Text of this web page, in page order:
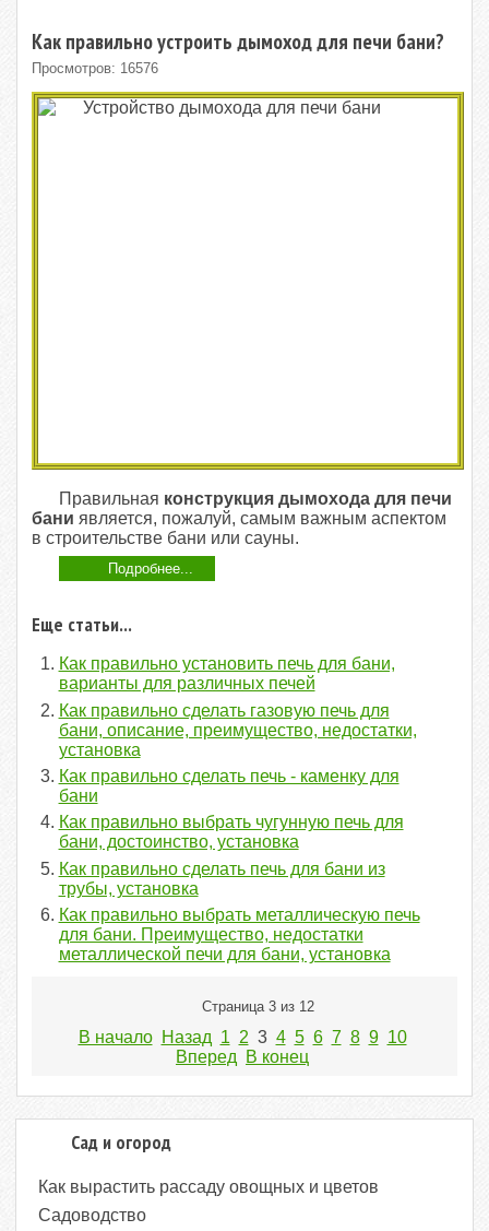
Как правильно устроить дымоход для печи бани?
Просмотров: 16576
Правильная конструкция дымохода для печи
бани является, пожалуй, самым важным аспектом
в строительстве бани или сауны.
Подробнее...
Еще статьи...
Как правильно установить печь для бани,
варианты для различных печей
Как правильно сделать газовую печь для
бани, описание, преимущество, недостатки,
установка
Как правильно сделать печь - каменку для
бани
Как правильно выбрать чугунную печь для
бани, достоинство, установка
Как правильно сделать печь для бани из
трубы, установка
Как правильно выбрать металлическую печь
для бани. Преимущество, недостатки
металлической печи для бани, установка
Страница 3 из 12
В начало Назад 1 2 3 4 5 6 7 8 9 10
Вперед
В конец
Сад и огород
Как вырастить рассаду овощных и цветов
Садоводство